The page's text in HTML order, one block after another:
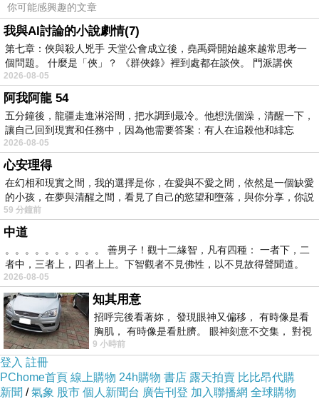
也太方便了吧！！不用在那邊找翻譯啦ＱＱ
漢堡愛帕瑞恩公寓 (Aparion Apartments
Hamburg) 的介紹在下面
如果有興趣到這附近玩的，不妨可以看看喔！
以下是 漢堡愛帕瑞恩公寓 (Aparion Apartments
Hamburg) 的介紹 如果也跟我一樣喜歡不妨看看
喔!
PS.若您家裡有0~4歲的小朋友，點我進入索取免
費《迪士尼美語世界試用包》
↓↓↓限量特優價格按鈕↓↓↓
你可能感興趣的文章
我與AI討論的小說劇情(7)
第七章：俠與殺人兇手 天堂公會成立後，堯禹舜開始越來越常思考一
個問題。 什麼是「俠」？ 《群俠錄》裡到處都在談俠。 門派講俠
2026-08-05
阿我阿龍 54
五分鐘後，龍疆走進淋浴間，把水調到最冷。他想洗個澡，清醒一下，
讓自己回到現實和任務中，因為他需要答案：有人在追殺他和緋忘
2026-08-05
心安理得
在幻相和現實之間，我的選擇是你，在愛與不愛之間，依然是一個缺愛
的小孩，在夢與清醒之間，看見了自己的慾望和墮落，與你分享，你説
59 分鐘前
中道
。。。。。。。。。。 善男子！觀十二緣智，凡有四種： 一者下，二
者中，三者上，四者上上。下智觀者不見佛性，以不見故得聲聞道。
2026-08-05
知其用意
招呼完後看著妳， 發現眼神又偏移， 有時像是看
胸肌， 有時像是看肚臍。 眼神刻意不交集， 對視
視線不對齊， 讓我很難不
9 小時前
登入 註冊
PChome首頁 線上購物 24h購物 書店 露天拍賣 比比昂代購
新聞 /氣象 股市 個人新聞台 廣告刊登 加入聯播網 全球購物